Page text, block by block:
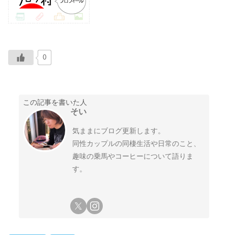
0
この記事を書いた人
そい
気ままにブログ更新します。
同性カップルの同棲生活や日常のこと、
趣味の乗馬やコーヒーについて語りま
す。